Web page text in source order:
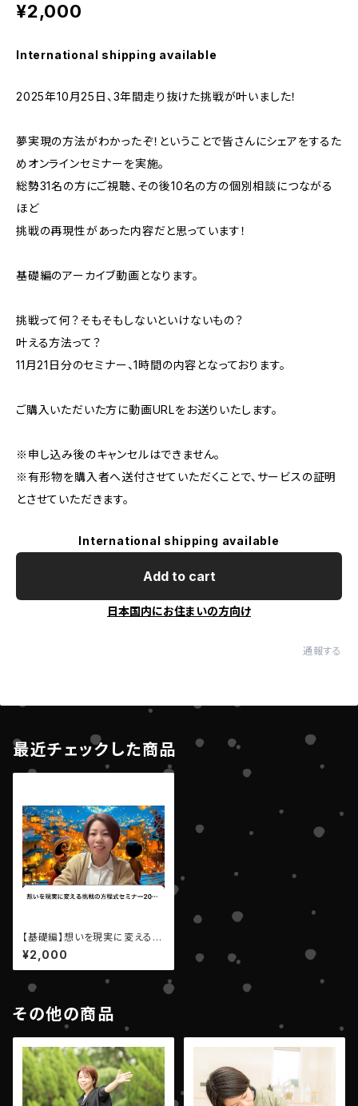
¥2,000
International shipping available
2025年10月25日、3年間走り抜けた挑戦が叶いました！
夢実現の方法がわかったぞ！ということで皆さんにシェアをするた
めオンラインセミナーを実施。
総勢31名の方にご視聴、その後10名の方の個別相談につながる
ほど
挑戦の再現性があった内容だと思っています！
基礎編のアーカイブ動画となります。
挑戦って何？そもそもしないといけないもの？
叶える方法って？
11月21日分のセミナー、1時間の内容となっております。
ご購入いただいた方に動画URLをお送りいたします。
※申し込み後のキャンセルはできません。
※有形物を購入者へ送付させていただくことで、サービスの証明
とさせていただきます。
International shipping available
Add to cart
日本国内にお住まいの方向け
通報する
最近チェックした商品
【基礎編】想いを現実に変える
「挑戦の方程式」セミナーアーカ
イブ動画
¥2,000
その他の商品